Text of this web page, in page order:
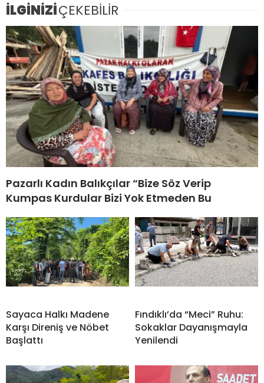
İLGİNİZİÇEKEBİLİR
Pazarlı Kadın Balıkçılar “Bize Söz Verip
Kumpas Kurdular Bizi Yok Etmeden Bu
Sayaca Halkı Madene
Karşı Direniş ve Nöbet
Başlattı
Fındıklı’da “Meci” Ruhu:
Sokaklar Dayanışmayla
Yenilendi